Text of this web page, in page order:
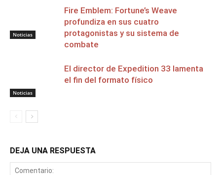
Noticias
Fire Emblem: Fortune’s Weave
profundiza en sus cuatro
protagonistas y su sistema de
combate
Noticias
El director de Expedition 33 lamenta
el fin del formato físico
DEJA UNA RESPUESTA